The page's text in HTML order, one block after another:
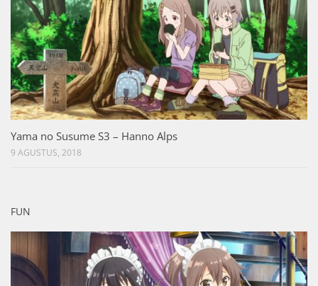
Yama no Susume S3 – Hanno Alps
9 AGUSTUS, 2018
FUN